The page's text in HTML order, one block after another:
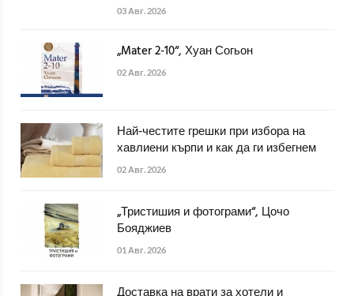
03 Авг. 2026
„Mater 2-10“, Хуан Согьон
02 Авг. 2026
Най-честите грешки при избора на
хавлиени кърпи и как да ги избегнем
02 Авг. 2026
„Тристишия и фотограми“, Цочо
Бояджиев
01 Авг. 2026